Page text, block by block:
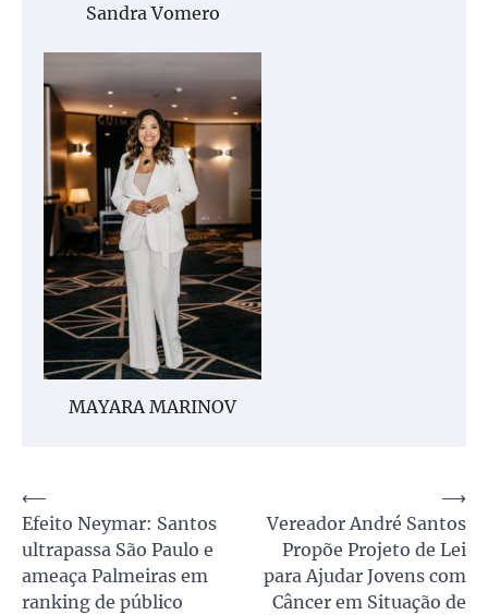
Sandra Vomero
MAYARA MARINOV
Navegação
de
Post
⟵
Efeito Neymar: Santos
ultrapassa São Paulo e
ameaça Palmeiras em
ranking de público
Vereador André Santos
Propõe Projeto de Lei
para Ajudar Jovens com
Câncer em Situação de
⟶